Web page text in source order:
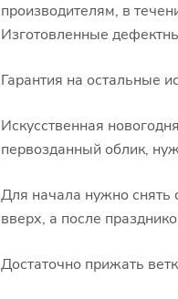
производителям, в
Изготовленные
Гарантия на остальные
Искусственная
первозданный облик,
Для начала нужно снять
вверх, а после
Достаточно прижать